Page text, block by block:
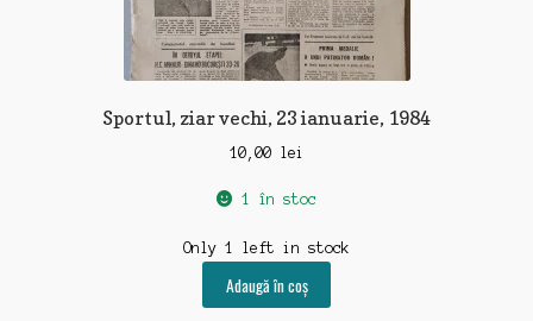
Sportul, ziar vechi, 23 ianuarie, 1984
10,00 lei
1 în stoc
Only 1 left in stock
Adaugă în coș